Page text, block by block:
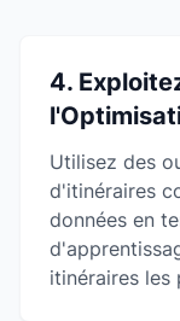
4.
Utilisez des
d'itinéraires
données en
itinéraires les